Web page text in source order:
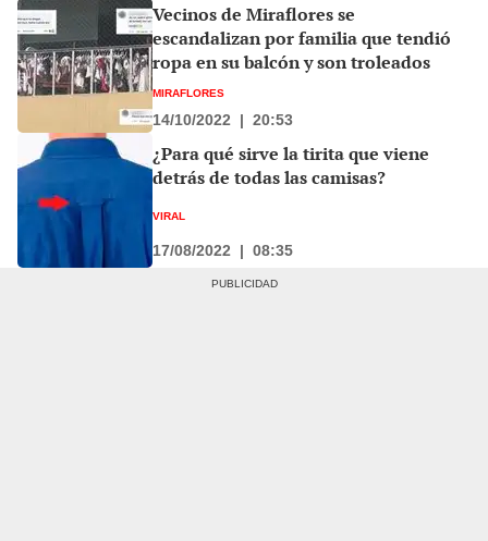
Vecinos de Miraflores se
escandalizan por familia que tendió
ropa en su balcón y son troleados
MIRAFLORES
14/10/2022
| 20:53
¿Para qué sirve la tirita que viene
detrás de todas las camisas?
VIRAL
17/08/2022 | 08:35